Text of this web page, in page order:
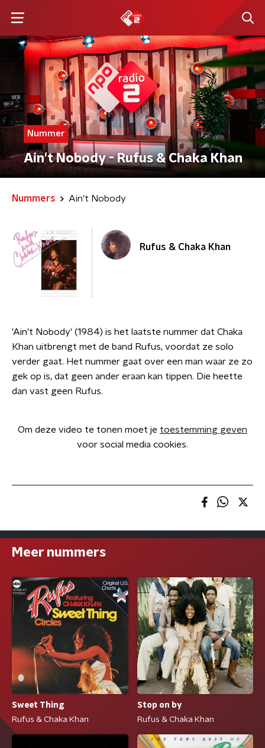
Nummer
Ain't Nobody - Rufus & Chaka Khan
Nummers Ain't Nobody
Rufus & Chaka Khan
'Ain't Nobody' (1984) is het laatste nummer dat Chaka
Khan uitbrengt met de band Rufus, voordat ze solo
verder gaat. Het nummer gaat over een man waar ze zo
gek op is, dat geen ander eraan kan tippen. Die heette
dan vast geen Rufus.
Om deze video te tonen moet je toestemming geven
voor social media cookies.
Meer nummers
Sweet Thing
Rufus & Chaka Khan
Stop on by
Rufus & Chaka Khan